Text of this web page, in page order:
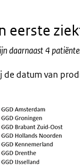
eerste
daarnaast 4
datum van